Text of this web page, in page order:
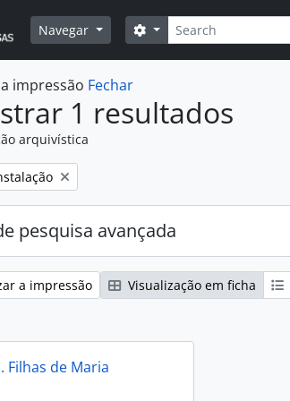
Navegar Pesquisar
Opções de busca
impressão Fechar
1 resultados
arquivística
pesquisa avançada
a impressão Visualização em ficha
Filhas de Maria